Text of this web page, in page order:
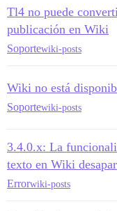
Tl4 no puede
publicación en Wiki
Soportewiki-posts
Wiki no está
Soportewiki-posts
3.4.0.x: La
texto en Wiki
Errorwiki-posts